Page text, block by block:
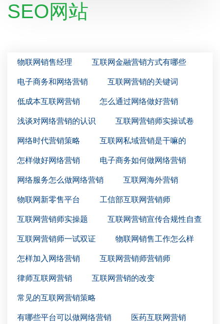
SEO网站
物联网销售经理 互联网金融营销方式有哪些
电子商务和网络营销 互联网营销的关键词
低成本互联网营销 怎么通过网络做好营销
浅谈对网络营销的认识 互联网营销师实操试卷
网络时代营销策略 互联网私域营销是干嘛的
怎样做好网络营销 电子商务如何做网络营销
网络服务怎么做网络营销 互联网海外营销
物联网新零售平台 工信部互联网营销师
互联网营销师实操题 互联网营销宣传合规性自查
互联网营销师一试双证 物联网销售工作怎么样
怎样加入网络营销 互联网营销师营销师
律师互联网营销 互联网营销的改变
常见的互联网营销策略
有哪些平台可以做网络营销 医药互联网营销